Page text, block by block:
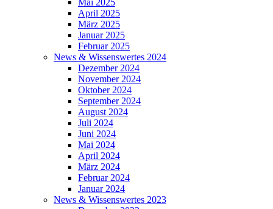
Mai 2025
April 2025
März 2025
Januar 2025
Februar 2025
News & Wissenswertes 2024
Dezember 2024
November 2024
Oktober 2024
September 2024
August 2024
Juli 2024
Juni 2024
Mai 2024
April 2024
März 2024
Februar 2024
Januar 2024
News & Wissenswertes 2023